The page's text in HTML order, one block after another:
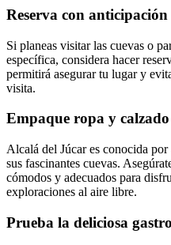
Reserva con anticipación
Si planeas visitar las cuevas o
específica, considera hacer
permitirá asegurar tu lugar y
visita.
Empaque ropa y calzado
Alcalá del Júcar es conocida por
sus fascinantes cuevas.
cómodos y adecuados para
exploraciones al aire libre.
Prueba la deliciosa